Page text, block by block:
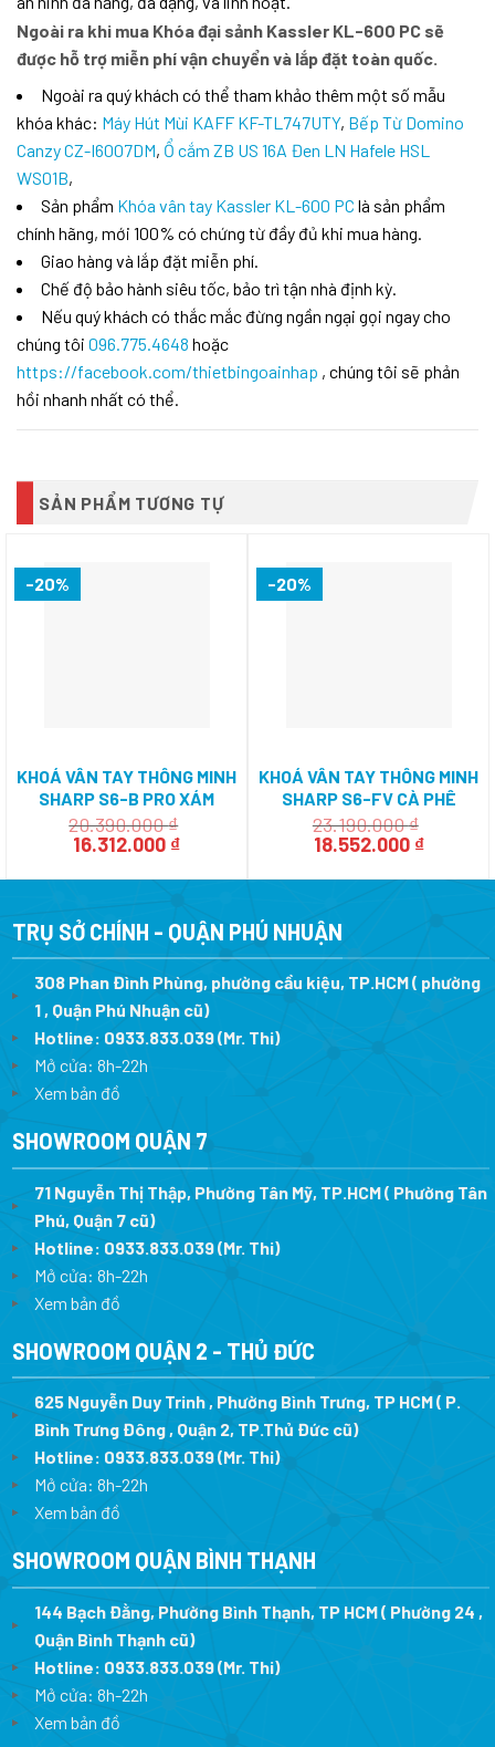
Ngoài ra khi mua Khóa đại sảnh Kassler KL-600 PC sẽ
được hỗ trợ miễn phí vận chuyển và lắp đặt toàn quốc.
Ngoài ra quý khách có thể tham khảo thêm một số mẫu
khóa khác: Máy Hút Mùi KAFF KF-TL747UTY, Bếp Từ Domino
Canzy CZ-I6007DM, Ổ cắm ZB US 16A Đen LN Hafele HSL
WS01B,
Sản phẩm Khóa vân tay Kassler KL-600 PC là sản phẩm
chính hãng, mới 100% có chứng từ đầy đủ khi mua hàng.
Giao hàng và lắp đặt miễn phí.
Chế độ bảo hành siêu tốc, bảo trì tận nhà định kỳ.
Nếu quý khách có thắc mắc đừng ngần ngại gọi ngay cho
chúng tôi 096.775.4648 hoặc
https://facebook.com/thietbingoainhap , chúng tôi sẽ phản
hồi nhanh nhất có thể.
SẢN PHẨM TƯƠNG TỰ
-20%
KHOÁ VÂN TAY THÔNG MINH
SHARP S6-B PRO XÁM
(GRAY)
20.390.000₫
Giá
là:
16.312.000 ₫Giá
tại
16.312.000 ₫.
-20%
KHOÁ VÂN TAY THÔNG MINH
SHARP S6-FV CÀ PHÊ
(BROWN)
23.190.000₫
Giá
là:
18.552.000 ₫Giá
tại
TRỤ SỞ CHÍNH - QUẬN PHÚ NHUẬN
308 Phan Đình Phùng, phường cầu kiệu, TP.HCM ( phường
1 , Quận Phú Nhuận cũ)
Hotline: 0933.833.039(Mr. Thi)
Mở cửa: 8h-22h
Xem bản đồ
SHOWROOM QUẬN 7
71 Nguyễn Thị Thập, Phường Tân Mỹ, TP.HCM ( Phường Tân
Phú, Quận 7 cũ)
Hotline: 0933.833.039(Mr. Thi)
Mở cửa: 8h-22h
Xem bản đồ
SHOWROOM QUẬN 2 - THỦ ĐỨC
625 Nguyễn Duy Trinh , Phường Bình Trưng, TP HCM ( P.
Bình Trưng Đông , Quận 2, TP.Thủ Đức cũ)
Hotline: 0933.833.039(Mr. Thi)
Mở cửa: 8h-22h
Xem bản đồ
SHOWROOM QUẬN BÌNH THẠNH
144 Bạch Đằng, Phường Bình Thạnh, TP HCM ( Phường 24 ,
Quận Bình Thạnh cũ)
Hotline: 0933.833.039(Mr. Thi)
Mở cửa: 8h-22h
Xem bản đồ